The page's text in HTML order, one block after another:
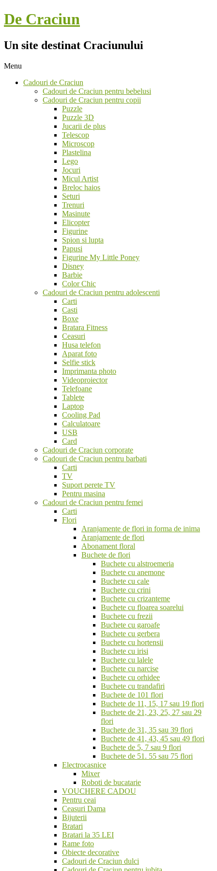
Skip
to
De Craciun
Un site destinat Craciunului
Navigation
Menu
Cadouri de Craciun
Cadouri de Craciun pentru bebelusi
Cadouri de Craciun pentru copii
Puzzle
Puzzle 3D
Jucarii de plus
Telescop
Microscop
Plastelina
Lego
Jocuri
Micul Artist
Breloc haios
Seturi
Trenuri
Masinute
Elicopter
Figurine
Spion si lupta
Papusi
Figurine My Little Poney
Disney
Barbie
Color Chic
Cadouri de Craciun pentru adolescenti
Carti
Casti
Boxe
Bratara Fitness
Ceasuri
Husa telefon
Aparat foto
Selfie stick
Imprimanta photo
Videoproiector
Telefoane
Tablete
Laptop
Cooling Pad
Calculatoare
USB
Card
Cadouri de Craciun corporate
Cadouri de Craciun pentru barbati
Carti
TV
Suport perete TV
Pentru masina
Cadouri de Craciun pentru femei
Carti
Flori
Aranjamente de flori in forma de inima
Aranjamente de flori
Abonament floral
Buchete de flori
Buchete cu alstroemeria
Buchete cu anemone
Buchete cu cale
Buchete cu crini
Buchete cu crizanteme
Buchete cu floarea soarelui
Buchete cu frezii
Buchete cu garoafe
Buchete cu gerbera
Buchete cu hortensii
Buchete cu irisi
Buchete cu lalele
Buchete cu narcise
Buchete cu orhidee
Buchete cu trandafiri
Buchete de 101 flori
Buchete de 11, 15, 17 sau 19 flori
Buchete de 21, 23, 25, 27 sau 29
flori
Buchete de 31, 35 sau 39 flori
Buchete de 41, 43, 45 sau 49 flori
Buchete de 5, 7 sau 9 flori
Buchete de 51. 55 sau 75 flori
Electrocasnice
Mixer
Roboti de bucatarie
VOUCHERE CADOU
Pentru ceai
Ceasuri Dama
Bijuterii
Bratari
Bratari la 35 LEI
Rame foto
Obiecte decorative
Cadouri de Craciun dulci